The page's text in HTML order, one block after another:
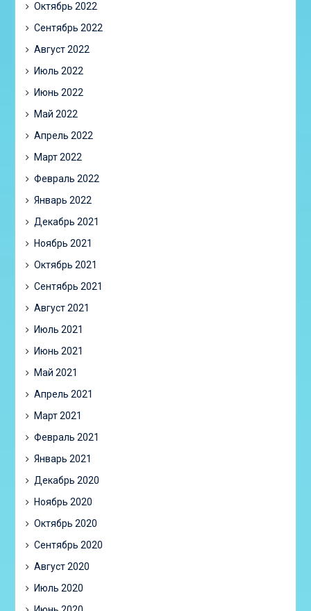
Октябрь 2022
Сентябрь 2022
Август 2022
Июль 2022
Июнь 2022
Май 2022
Апрель 2022
Март 2022
Февраль 2022
Январь 2022
Декабрь 2021
Ноябрь 2021
Октябрь 2021
Сентябрь 2021
Август 2021
Июль 2021
Июнь 2021
Май 2021
Апрель 2021
Март 2021
Февраль 2021
Январь 2021
Декабрь 2020
Ноябрь 2020
Октябрь 2020
Сентябрь 2020
Август 2020
Июль 2020